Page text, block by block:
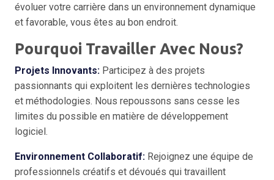
évoluer votre carrière dans un environnement dynamique
et favorable, vous êtes au bon endroit.
Pourquoi Travailler Avec Nous?
Projets Innovants: Participez à des projets
passionnants qui exploitent les dernières technologies
et méthodologies. Nous repoussons sans cesse les
limites du possible en matière de développement
logiciel.
Environnement Collaboratif: Rejoignez une équipe de
professionnels créatifs et dévoués qui travaillent